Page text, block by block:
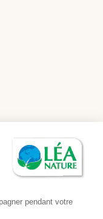
pendant votre